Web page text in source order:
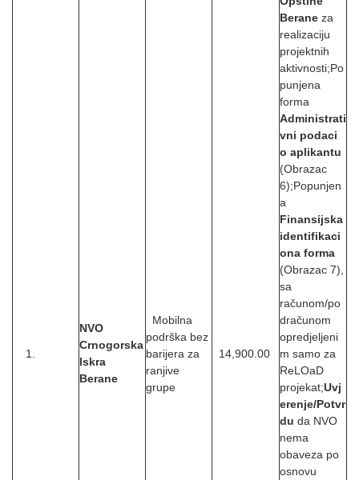
1.
NVO
Crnogorska
Iskra
Berane
Mobilna
podrška bez
barijera za
ranjive
grupe
14,900.00
Berane za
realizaciju
projektnih
aktivnosti;Po
punjena
forma
Administrati
vni podaci
o aplikantu
(Obrazac
6);Popunjen
a
Finansijska
identifikaci
ona forma
(Obrazac 7),
sa
računom/po
dračunom
opredjeljeni
m samo za
ReLOaD
projekat;Uvj
erenje/Potvr
du da NVO
nema
obaveza po
osnovu